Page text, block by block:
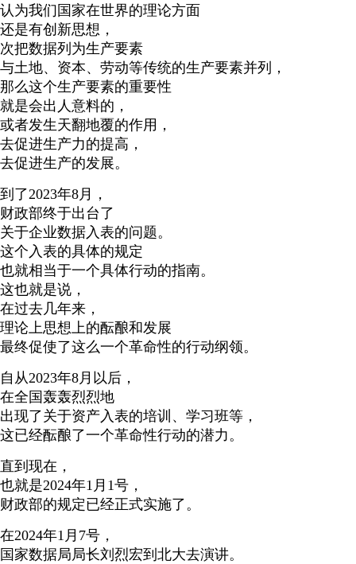
认为我们国家在世界的理论方面
还是有创新思想，
次把数据列为生产要素
与土地、资本、劳动等传统的生产要素并列，
那么这个生产要素的重要性
就是会出人意料的，
或者发生天翻地覆的作用，
去促进生产力的提高，
去促进生产的发展。
到了2023年8月，
财政部终于出台了
关于企业数据入表的问题。
这个入表的具体的规定
也就相当于一个具体行动的指南。
这也就是说，
在过去几年来，
理论上思想上的酝酿和发展
最终促使了这么一个革命性的行动纲领。
自从2023年8月以后，
在全国轰轰烈烈地
出现了关于资产入表的培训、学习班等，
这已经酝酿了一个革命性行动的潜力。
直到现在，
也就是2024年1月1号，
财政部的规定已经正式实施了。
在2024年1月7号，
国家数据局局长刘烈宏到北大去演讲。